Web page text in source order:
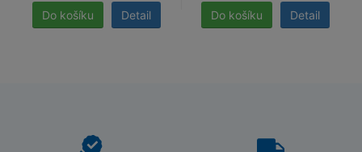
Detail Detail